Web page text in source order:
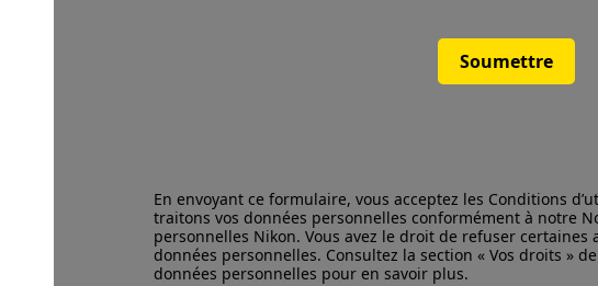
Soumettre
En envoyant ce formulaire, vous acceptez les Conditions
traitons vos données personnelles conformément à notre
personnelles Nikon. Vous avez le droit de refuser certaines
données personnelles. Consultez la section « Vos droits »
données personnelles pour en savoir plus.